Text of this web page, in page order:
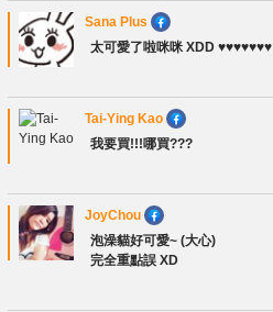
Sana Plus
太可愛了啦咪咪 XDD ♥♥♥♥♥♥♥
Tai-Ying Kao
我要買!!!哪買???
JoyChou
泡澡貓好可愛~ (大心)
完全重點誤 XD